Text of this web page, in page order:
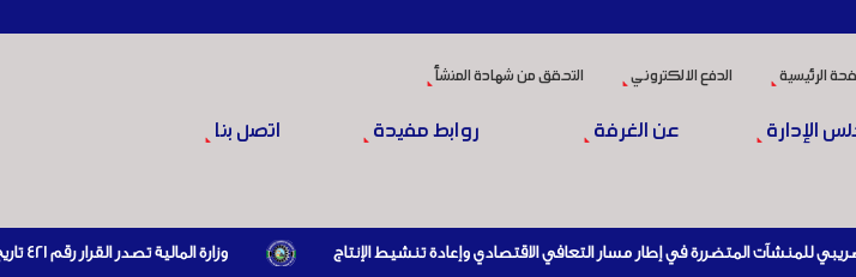
الرئيسية الدفع الالكتروني التحقق من شهادة المنشأ
الإدارة عن الغرفة روابط مفيدة اتصل بنا
وزارة المالية تصدر القرار رقم 421 تاريخ 24/3/2026 المتضمن الزام المستوردين بإبراز براءة ذمة مالية سارية صادرة عن الهيئة العامة للضرائب والرسوم أو مديرياتها عند القيام بعمليات الاستيراد